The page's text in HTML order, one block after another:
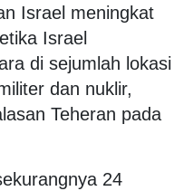
Israel meningkat
Israel
di sejumlah lokasi
dan nuklir,
Teheran pada
24